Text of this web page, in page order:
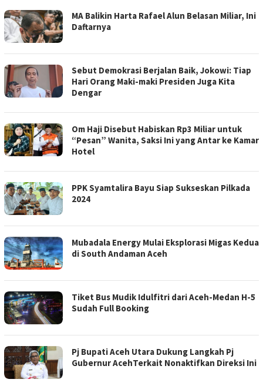
MA Balikin Harta Rafael Alun Belasan Miliar, Ini
Daftarnya
Sebut Demokrasi Berjalan Baik, Jokowi: Tiap
Hari Orang Maki-maki Presiden Juga Kita
Dengar
Om Haji Disebut Habiskan Rp3 Miliar untuk
“Pesan” Wanita, Saksi Ini yang Antar ke Kamar
Hotel
PPK Syamtalira Bayu Siap Sukseskan Pilkada
2024
Mubadala Energy Mulai Eksplorasi Migas Kedua
di South Andaman Aceh
Tiket Bus Mudik Idulfitri dari Aceh-Medan H-5
Sudah Full Booking
Pj Bupati Aceh Utara Dukung Langkah Pj
Gubernur AcehTerkait Nonaktifkan Direksi Ini